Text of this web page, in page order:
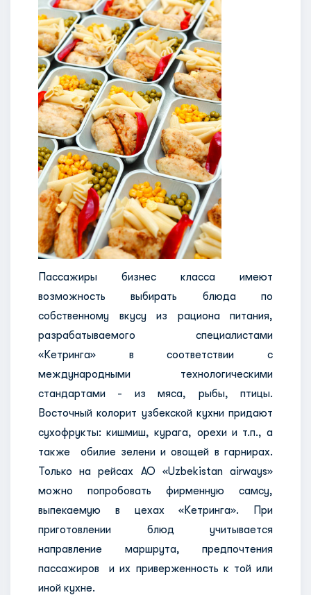
Пассажиры бизнес класса имеют
возможность выбирать блюда по
собственному вкусу из рациона питания,
разрабатываемого специалистами
«Кетринга» в соответствии с
международными технологическими
стандартами - из мяса, рыбы, птицы.
Восточный колорит узбекской кухни придают
сухофрукты: кишмиш, курага, орехи и т.п., а
также обилие зелени и овощей в гарнирах.
Только на рейсах АО «Uzbekistan airways»
можно попробовать фирменную самсу,
выпекаемую в цехах «Кетринга». При
приготовлении блюд учитывается
направление маршрута, предпочтения
пассажиров и их приверженность к той или
иной кухне.